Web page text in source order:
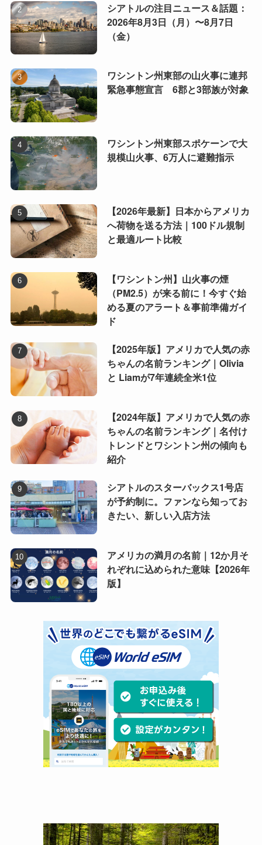
シアトルの注目ニュース＆話題：
2026年8月3日（月）〜8月7日
（金）
ワシントン州東部の山火事に連邦
緊急事態宣言 6郡と3部族が対象
ワシントン州東部スポケーンで大
規模山火事、6万人に避難指示
【2026年最新】日本からアメリカ
へ荷物を送る方法｜100ドル規制
と最適ルート比較
【ワシントン州】山火事の煙
（PM2.5）が来る前に！今すぐ始
める夏のアラート＆事前準備ガイ
ド
【2025年版】アメリカで人気の赤
ちゃんの名前ランキング｜Olivia
と Liamが7年連続全米1位
【2024年版】アメリカで人気の赤
ちゃんの名前ランキング｜名付け
トレンドとワシントン州の傾向も
紹介
シアトルのスターバックス1号店
が予約制に。ファンなら知ってお
きたい、新しい入店方法
アメリカの満月の名前｜12か月そ
れぞれに込められた意味【2026年
版】